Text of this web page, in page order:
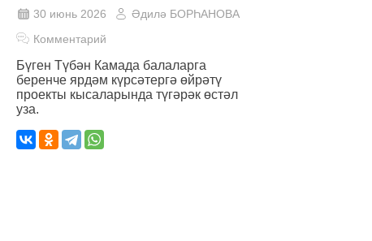
30 июнь 2026
Әдилә БОРҺАНОВА
Комментарий
Бүген Түбән Камада балаларга
беренче ярдәм күрсәтергә өйрәтү
проекты кысаларында түгәрәк өстәл
уза.